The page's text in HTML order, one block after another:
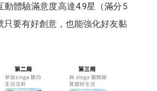
動體驗滿意度高達4.9星（滿分5
只要有好創意，也能強化好友黏